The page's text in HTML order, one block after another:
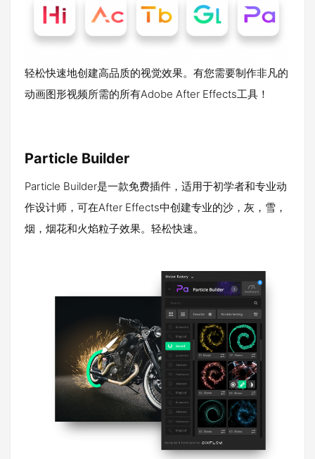
轻松快速地创建高品质的视觉效果。有您需要制作非凡的
动画图形视频所需的所有Adobe After Effects工具！
Particle Builder
Particle Builder是一款免费插件，适用于初学者和专业动
作设计师，可在After Effects中创建专业的沙，灰，雪，
烟，烟花和火焰粒子效果。轻松快速。